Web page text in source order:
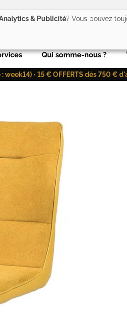
Qui somme-nous ?
• 15 € OFFERTS dès 750 €
& Publicité? Vous pouvez